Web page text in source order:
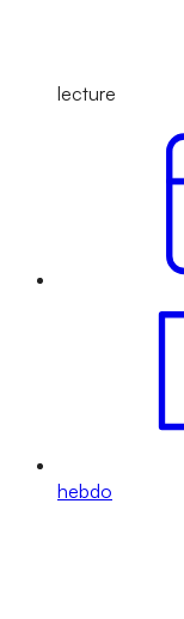
lecture
hebdo